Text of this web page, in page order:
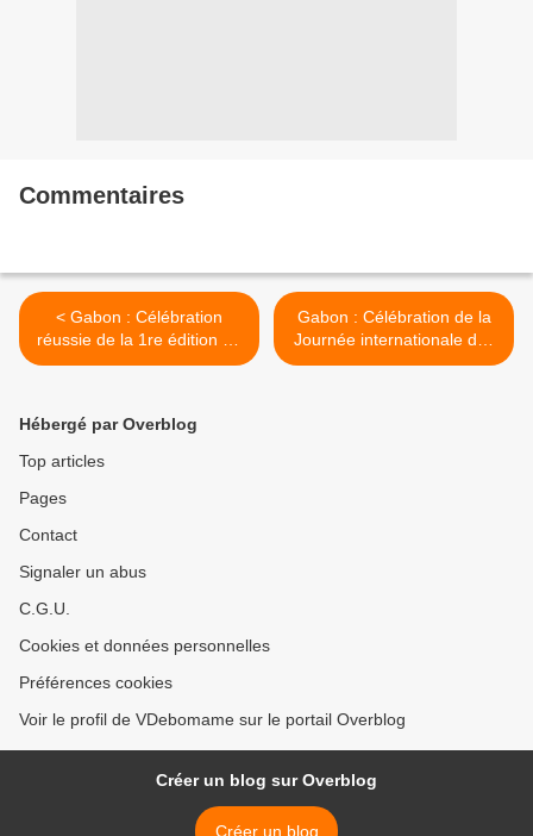
Commentaires
< Gabon : Célébration
réussie de la 1re édition de
la journée nationale du
Gabon : Célébration de la
Journée internationale des
musées >
Hébergé par Overblog
Top articles
Pages
Contact
Signaler un abus
C.G.U.
Cookies et données personnelles
Préférences cookies
Voir le profil de VDebomame sur le portail Overblog
Créer un blog sur Overblog
Créer un blog